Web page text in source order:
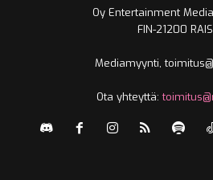
Oy Entertainment
FIN-21200
Mediamyynti,
Ota yhteyttä: